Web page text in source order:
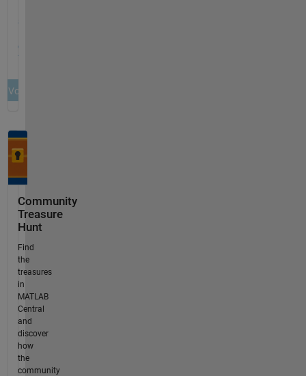
Community
Treasure
Hunt
Find
the
treasures
in
MATLAB
Central
and
discover
how
the
community